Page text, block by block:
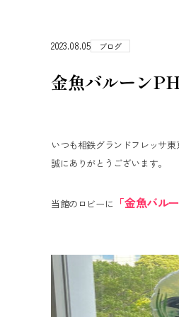
2023.08.05 ブログ
金魚バルーン
いつも相鉄グランドフレッサ
誠にありがとうございます。
当館のロビーに 「金魚バル